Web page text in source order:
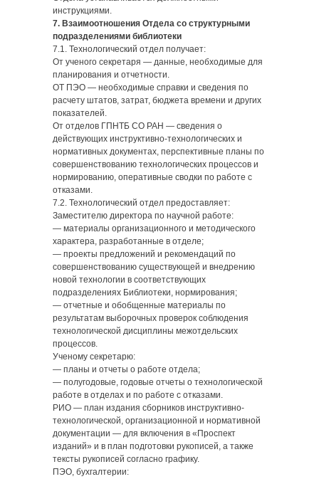
инструкциями.
7. Взаимоотношения Отдела со структурными
подразделениями библиотеки
7.1. Технологический отдел получает:
От ученого секретаря — данные, необходимые для
планирования и отчетности.
ОТ ПЭО — необходимые справки и сведения по
расчету штатов, затрат, бюджета времени и других
показателей.
От отделов ГПНТБ СО РАН — сведения о
действующих инструктивно-технологических и
нормативных документах, перспективные планы по
совершенствованию технологических процессов и
нормированию, оперативные сводки по работе с
отказами.
7.2. Технологический отдел предоставляет:
Заместителю директора по научной работе:
— материалы организационного и методического
характера, разработанные в отделе;
— проекты предложений и рекомендаций по
совершенствованию существующей и внедрению
новой технологии в соответствующих
подразделениях Библиотеки, нормирования;
— отчетные и обобщенные материалы по
результатам выборочных проверок соблюдения
технологической дисциплины межотдельских
процессов.
Ученому секретарю:
— планы и отчеты о работе отдела;
— полугодовые, годовые отчеты о технологической
работе в отделах и по работе с отказами.
РИО — план издания сборников инструктивно-
технологической, организационной и нормативной
документации — для включения в «Проспект
изданий» и в план подготовки рукописей, а также
тексты рукописей согласно графику.
ПЭО, бухгалтерии: